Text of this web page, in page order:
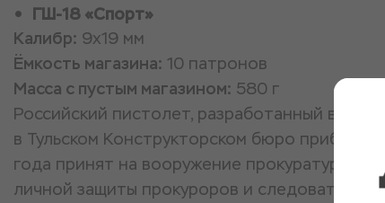
ГШ-18 «Спорт»
Калибр: 9x19 мм
Ёмкость магазина: 10 патронов
Масса с пустым магазином: 580 г
Российский пистолет, разработанный в
в Тульском Конструкторском бюро
года принят на вооружение прокуратуры
личной защиты прокуроров и следователей.